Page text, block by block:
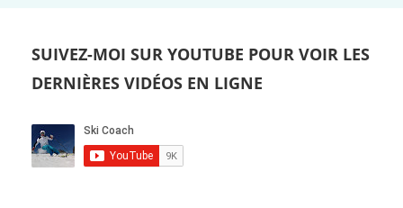
SUIVEZ-MOI SUR YOUTUBE POUR VOIR LES
DERNIÈRES VIDÉOS EN LIGNE